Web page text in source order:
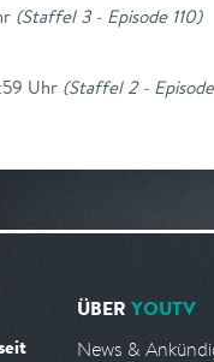
(Staffel 3 - Episode 110)
Uhr (Staffel 2 -
ÜBER YOUTV
News &